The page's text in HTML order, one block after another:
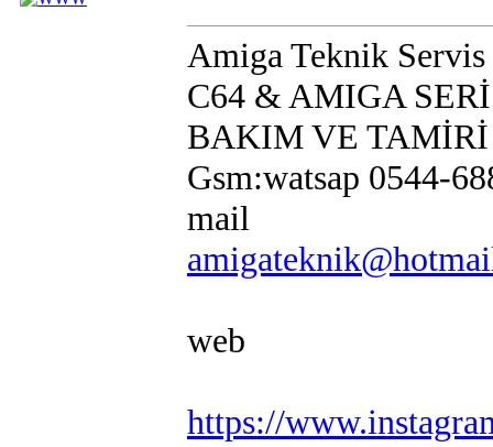
Amiga Teknik Servis
C64 & AMIGA
BAKIM VE
Gsm:watsap 0544-
mail
web
https://